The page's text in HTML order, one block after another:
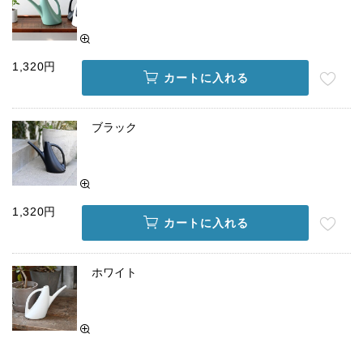
1,320円
カートに入れる
ブラック
1,320円
カートに入れる
ホワイト